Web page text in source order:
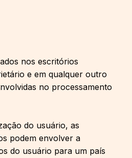
​​nos escritórios
e em qualquer outro
no processamento
do usuário, as
podem envolver a
do usuário para um país